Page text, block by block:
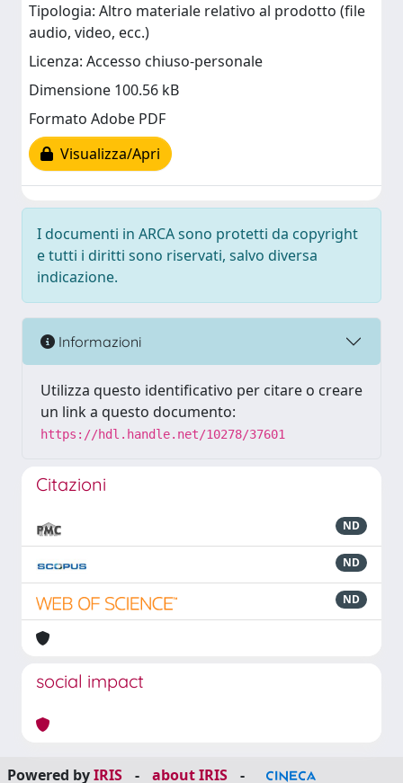
Tipologia: Altro materiale relativo al prodotto (file
audio, video, ecc.)
Licenza: Accesso chiuso-personale
Dimensione 100.56 kB
Formato Adobe PDF
Visualizza/Apri
I documenti in ARCA sono protetti da copyright
e tutti i diritti sono riservati, salvo diversa
indicazione.
Informazioni
Utilizza questo identificativo per citare o creare
un link a questo documento:
https://hdl.handle.net/10278/37601
Citazioni
ND
ND
ND
social impact
Powered byIRIS - about IRIS -